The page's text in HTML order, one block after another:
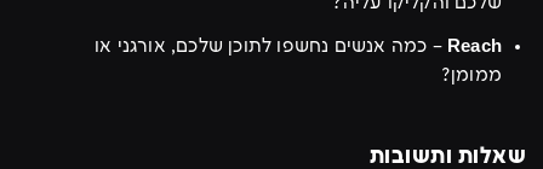
Reach – כמה אנשים נחשפו לתוכן שלכם, אורגני או
ממומן?
שאלות ותשובות